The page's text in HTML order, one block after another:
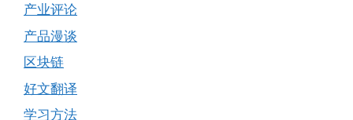
产业评论
产品漫谈
区块链
好文翻译
学习方法